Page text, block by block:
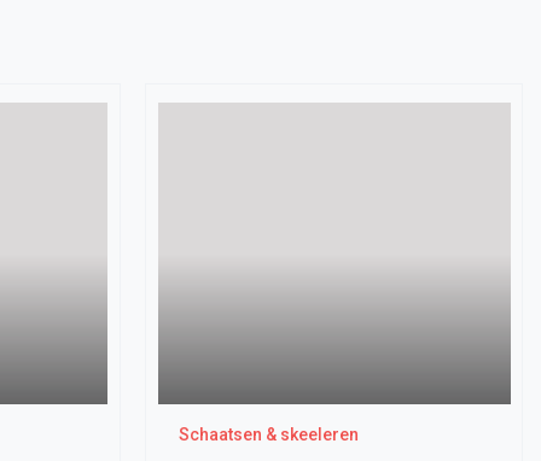
Schaatsen & skeeleren